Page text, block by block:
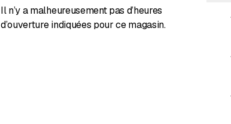
Il n’y a malheureusement pas d’heures
d’ouverture indiquées pour ce magasin.